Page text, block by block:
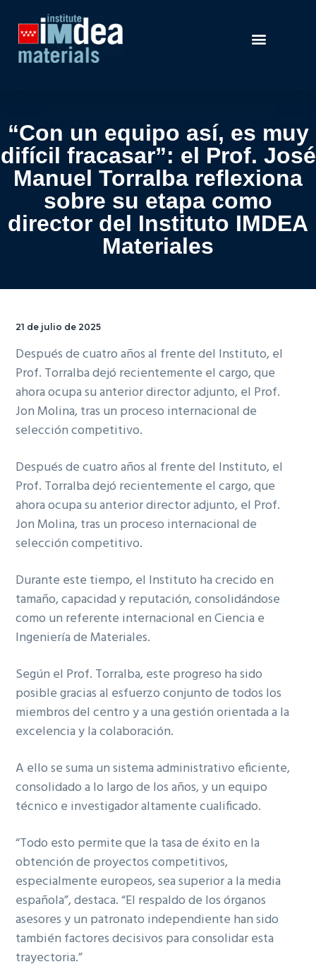
“Con un equipo así, es muy
difícil fracasar”: el Prof. José
Manuel Torralba reflexiona
sobre su etapa como
director del Instituto IMDEA
Materiales
21 de julio de 2025
Después de cuatro años al frente del Instituto, el
Prof. Torralba dejó recientemente el cargo, que
ahora ocupa su anterior director adjunto, el Prof.
Jon Molina, tras un proceso internacional de
selección competitivo.
Después de cuatro años al frente del Instituto, el
Prof. Torralba dejó recientemente el cargo, que
ahora ocupa su anterior director adjunto, el Prof.
Jon Molina, tras un proceso internacional de
selección competitivo.
Durante este tiempo, el Instituto ha crecido en
tamaño, capacidad y reputación, consolidándose
como un referente internacional en Ciencia e
Ingeniería de Materiales.
Según el Prof. Torralba, este progreso ha sido
posible gracias al esfuerzo conjunto de todos los
miembros del centro y a una gestión orientada a la
excelencia y la colaboración.
A ello se suma un sistema administrativo eficiente,
consolidado a lo largo de los años, y un equipo
técnico e investigador altamente cualificado.
“Todo esto permite que la tasa de éxito en la
obtención de proyectos competitivos,
especialmente europeos, sea superior a la media
española”, destaca. “El respaldo de los órganos
asesores y un patronato independiente han sido
también factores decisivos para consolidar esta
trayectoria.”